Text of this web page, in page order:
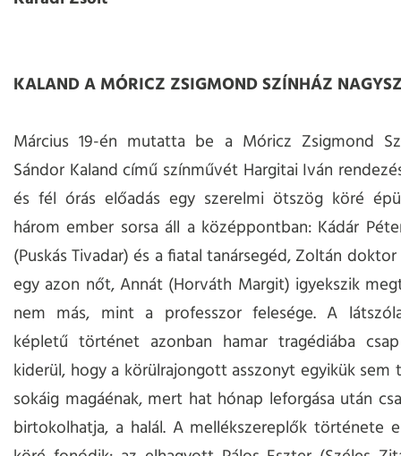
KALAND A MÓRICZ ZSIGMOND SZÍNHÁZ
Március 19-én mutatta be a Móricz Zsigmond
Sándor Kaland című színművét Hargitai Iván
és fél órás előadás egy szerelmi ötszög köré
három ember sorsa áll a középpontban: Kádár
(Puskás Tivadar) és a fiatal tanársegéd, Zoltán
egy azon nőt, Annát (Horváth Margit) igyekszik
nem más, mint a professzor felesége. A
képletű történet azonban hamar tragédiába
kiderül, hogy a körülrajongott asszonyt egyikük sem
sokáig magáénak, mert hat hónap leforgása után
birtokolhatja, a halál. A mellékszereplők története